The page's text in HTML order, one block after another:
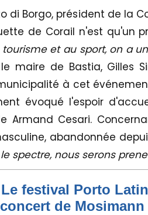
di Borgo, président de la
de Corail n'est qu'un
et au sport, on a
maire de Bastia, Gilles
à cet
évoqué l'espoir
Armand Cesari.
abandonnée
spectre, nous serons
festival Porto
de Mosimann